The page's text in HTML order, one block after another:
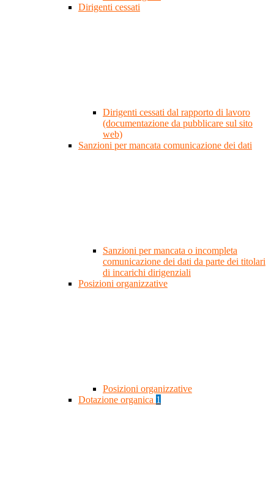
Dirigenti cessati
Dirigenti cessati dal rapporto di lavoro
(documentazione da pubblicare sul sito
web)
Sanzioni per mancata comunicazione dei dati
Sanzioni per mancata o incompleta
comunicazione dei dati da parte dei titolari
di incarichi dirigenziali
Posizioni organizzative
Posizioni organizzative
Dotazione organica 1